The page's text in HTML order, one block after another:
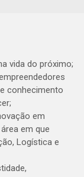
vida do próximo;
conhecimento
em
em que
Logística e